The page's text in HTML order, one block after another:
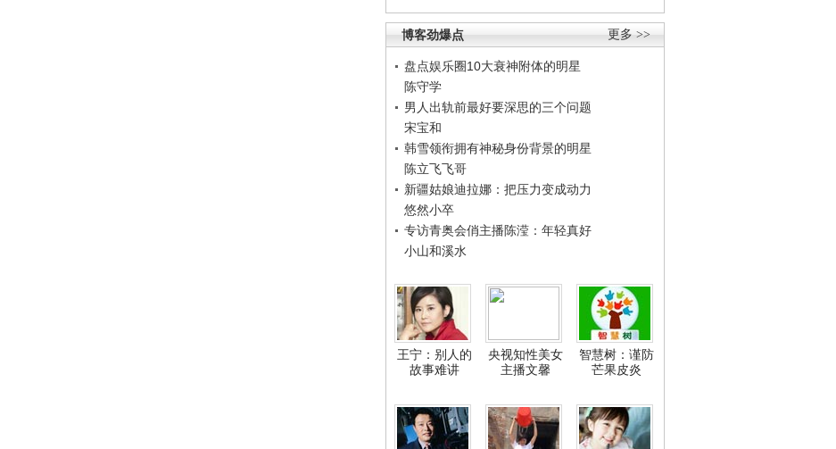
更多 >>
博客劲爆点
盘点娱乐圈10大衰神附体的明星
陈守学
男人出轨前最好要深思的三个问题
宋宝和
韩雪领衔拥有神秘身份背景的明星
陈立飞飞哥
新疆姑娘迪拉娜：把压力变成动力
悠然小卒
专访青奥会俏主播陈滢：年轻真好
小山和溪水
王宁：别人的
故事难讲
央视知性美女
主播文馨
智慧树：谨防
芒果皮炎